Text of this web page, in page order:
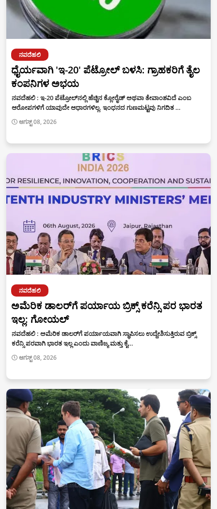
ನವದೆಹಲಿ
ಧೈರ್ಯವಾಗಿ 'ಇ-20' ಪೆಟ್ರೋಲ್ ಬಳಸಿ: ಗ್ರಾಹಕರಿಗೆ ತೈಲ
ಕಂಪನಿಗಳ ಅಭಯ
ನವದೆಹಲಿ : ಇ-20 ಪೆಟ್ರೋಲ್‌ನಲ್ಲಿ ಹೆಚ್ಚಿನ ಕ್ಲೋರೈಡ್ ಅಥವಾ ತೇವಾಂಶವಿದೆ ಎಂಬ
ಆರೋಪಗಳಿಗೆ ಯಾವುದೇ ಆಧಾರಗಳಿಲ್ಲ. ಇಂಧನದ ಗುಣಮಟ್ಟವು ನಿಗದಿತ …
ಆಗಸ್ಟ್ 08, 2026
ನವದೆಹಲಿ
ಅಮೆರಿಕ ಡಾಲರ್‌ಗೆ ಪರ್ಯಾಯ ಬ್ರಿಕ್ಸ್ ಕರೆನ್ಸಿ ಪರ ಭಾರತ
ಇಲ್ಲ: ಗೋಯಲ್
ನವದೆಹಲಿ : ಅಮೆರಿಕ ಡಾಲರ್‌ಗೆ ಪರ್ಯಾಯವಾಗಿ ಸ್ಥಾಪಿಸಲು ಉದ್ದೇಶಿಸುತ್ತಿರುವ ಬ್ರಿಕ್ಸ್
ಕರೆನ್ಸಿ ಪರವಾಗಿ ಭಾರತ ಇಲ್ಲ ಎಂದು ವಾಣಿಜ್ಯ ಮತ್ತು ಕೈ…
ಆಗಸ್ಟ್ 08, 2026